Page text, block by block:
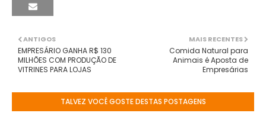
MAIS RECENTES
Comida Natural para
Animais é Aposta de
Empresárias
ANTIGOS
EMPRESÁRIO GANHA R$ 130
MILHÕES COM PRODUÇÃO DE
VITRINES PARA LOJAS
TALVEZ VOCÊ GOSTE DESTAS POSTAGENS